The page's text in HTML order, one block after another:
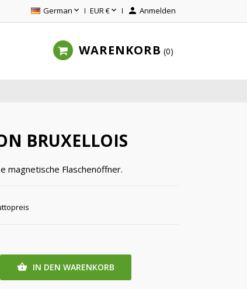
German EUR €  Anmelden
WARENKORB 0
BRUXELLOIS
magnetische Flaschenöffner.
 IN DEN WARENKORB